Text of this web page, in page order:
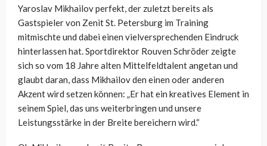
Yaroslav Mikhailov perfekt, der zuletzt bereits als
Gastspieler von Zenit St. Petersburg im Training
mitmischte und dabei einen vielversprechenden Eindruck
hinterlassen hat. Sportdirektor Rouven Schröder zeigte
sich so vom 18 Jahre alten Mittelfeldtalent angetan und
glaubt daran, dass Mikhailov den einen oder anderen
Akzent wird setzen können: „Er hat ein kreatives Element in
seinem Spiel, das uns weiterbringen und unsere
Leistungsstärke in der Breite bereichern wird.“